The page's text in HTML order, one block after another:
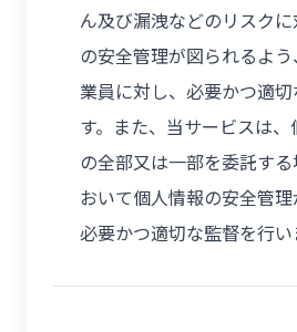
ん及び漏洩などのリスク
の安全管理が図られるよ
業員に対し、必要かつ適
す。また、当サービスは
の全部又は一部を委託す
おいて個人情報の安全管理
必要かつ適切な監督を行い